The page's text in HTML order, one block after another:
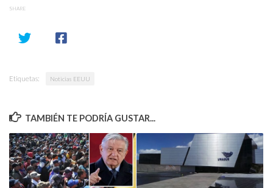
SHARE
Etiquetas: Noticias EEUU
TAMBIÉN TE PODRÍA GUSTAR...